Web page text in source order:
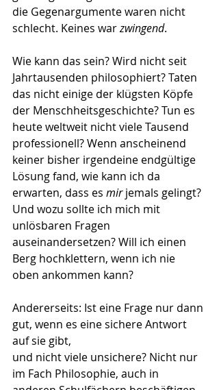
die Gegenargumente waren nicht
schlecht. Keines war zwingend.
Wie kann das sein? Wird nicht seit
Jahrtausenden philosophiert? Taten
das nicht einige der klügsten Köpfe
der Menschheitsgeschichte? Tun es
heute weltweit nicht viele Tausend
professionell? Wenn anscheinend
keiner bisher irgendeine endgültige
Lösung fand, wie kann ich da
erwarten, dass es mir jemals gelingt?
Und wozu sollte ich mich mit
unlösbaren Fragen
auseinandersetzen? Will ich einen
Berg hochklettern, wenn ich nie
oben ankommen kann?
Andererseits: Ist eine Frage nur dann
gut, wenn es eine sichere Antwort
auf sie gibt,
und nicht viele unsichere? Nicht nur
im Fach Philosophie, auch in